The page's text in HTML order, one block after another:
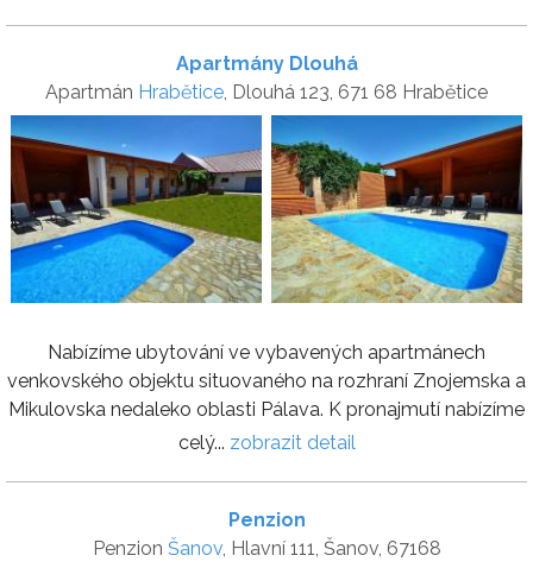
Apartmány Dlouhá
Apartmán Hrabětice, Dlouhá 123, 671 68 Hrabětice
Nabízíme ubytování ve vybavených apartmánech
venkovského objektu situovaného na rozhraní Znojemska a
Mikulovska nedaleko oblasti Pálava. K pronajmutí nabízíme
celý... zobrazit detail
Penzion
Penzion Šanov, Hlavní 111, Šanov, 67168